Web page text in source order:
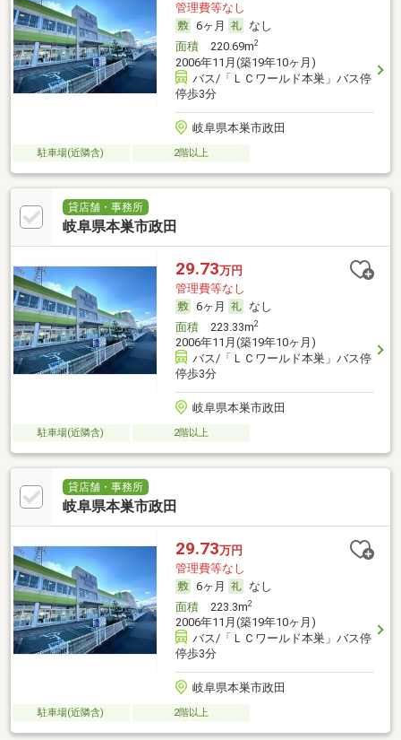
管理費等なし
6ヶ月
なし
面積220.69m2
2006年11月(築19年10ヶ月)
バス/「ＬＣワールド本巣」バス停
停歩3分
岐阜県本巣市政田
駐車場(近隣含) 2階以上
貸店舗・事務所
岐阜県本巣市政田
29.73万円
管理費等なし
6ヶ月
なし
面積223.33m2
2006年11月(築19年10ヶ月)
バス/「ＬＣワールド本巣」バス停
停歩3分
岐阜県本巣市政田
駐車場(近隣含) 2階以上
貸店舗・事務所
岐阜県本巣市政田
29.73万円
管理費等なし
6ヶ月
なし
面積223.3m2
2006年11月(築19年10ヶ月)
バス/「ＬＣワールド本巣」バス停
停歩3分
岐阜県本巣市政田
駐車場(近隣含) 2階以上